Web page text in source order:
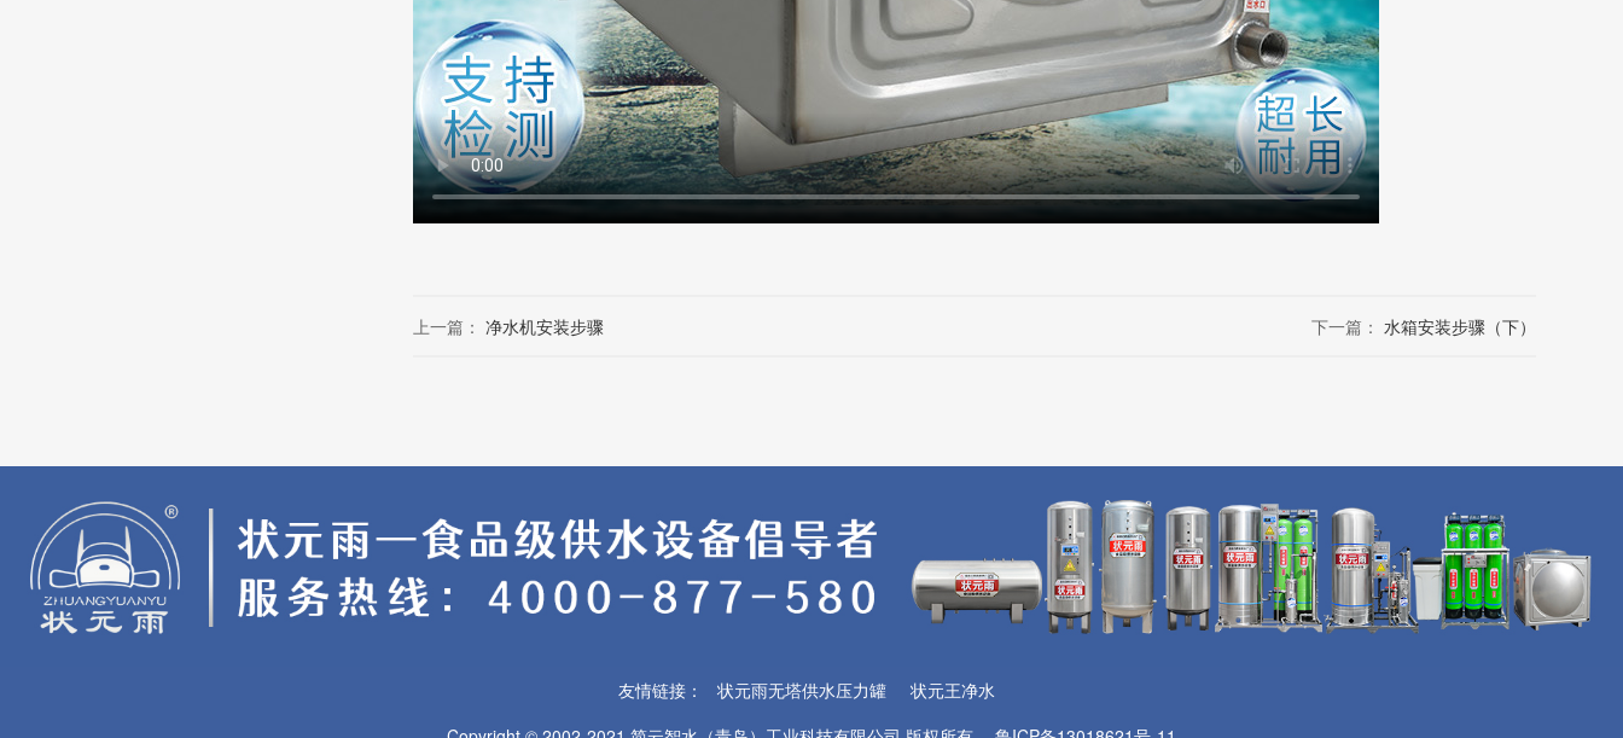
上一篇： 净水机安装步骤 下一篇： 水箱安装步骤（下）
友情链接： 状元雨无塔供水压力罐
状元王净水